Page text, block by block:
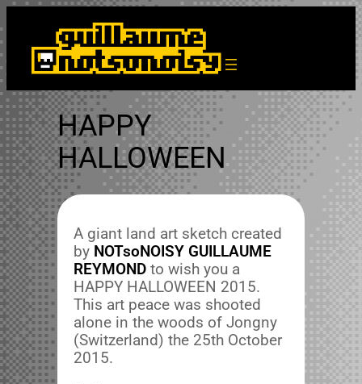
contenu
HAPPY
HALLOWEEN
A giant land art sketch cre­at­ed
by NOT­soNOISY GUILLAUME
REYMONDto wish you a
HAPPY HALLOWEEN 2015.
This art peace was shoot­ed
alone in the woods of Jongny
(Switzer­land) the 25th Octo­ber
2015.